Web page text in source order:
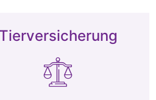
Tierversicherung